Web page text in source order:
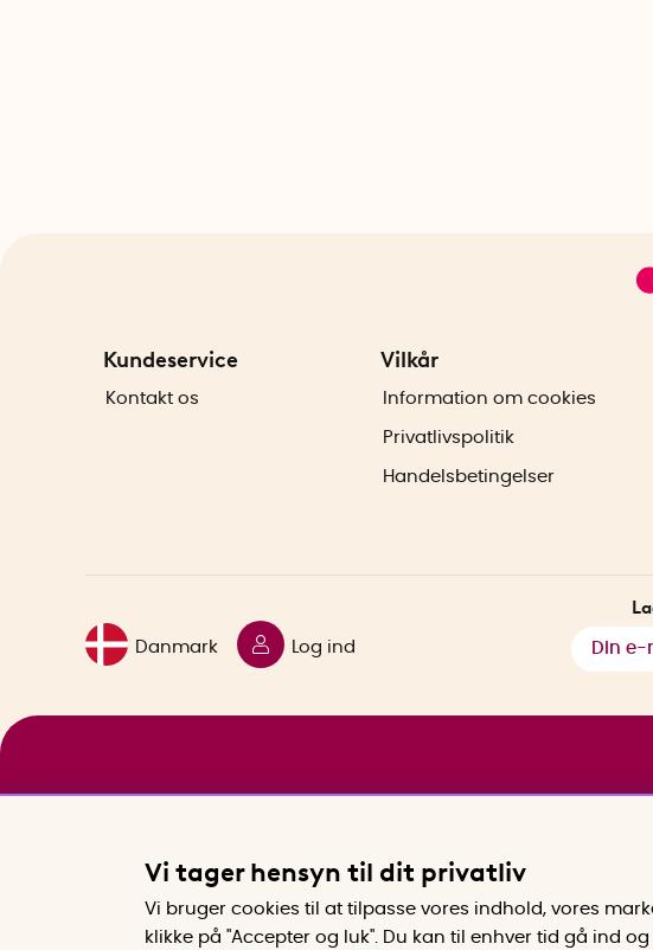
Kundeservice
Kontakt os
Vilkår
Information om cookies
Privatlivspolitik
Handelsbetingelser
Danmark Log ind
Vi tager hensyn til dit privatliv
Vi bruger cookies til at tilpasse vores indhold, vores
klikke på "Accepter og luk". Du kan til enhver tid gå ind